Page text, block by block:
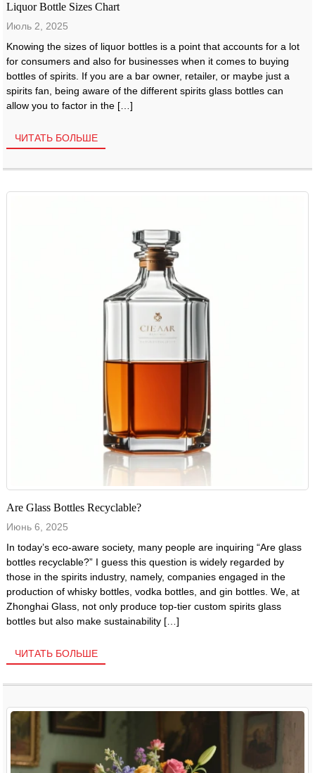
Liquor Bottle Sizes Chart
Июль 2, 2025
Knowing the sizes of liquor bottles is a point that accounts for a lot
for consumers and also for businesses when it comes to buying
bottles of spirits. If you are a bar owner, retailer, or maybe just a
spirits fan, being aware of the different spirits glass bottles can
allow you to factor in the […]
ЧИТАТЬ БОЛЬШЕ
Are Glass Bottles Recyclable?
Июнь 6, 2025
In today’s eco-aware society, many people are inquiring “Are glass
bottles recyclable?” I guess this question is widely regarded by
those in the spirits industry, namely, companies engaged in the
production of whisky bottles, vodka bottles, and gin bottles. We, at
Zhonghai Glass, not only produce top-tier custom spirits glass
bottles but also make sustainability […]
ЧИТАТЬ БОЛЬШЕ